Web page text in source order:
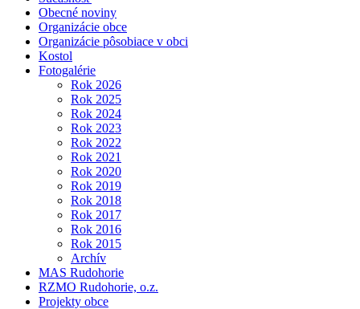
Obecné noviny
Organizácie obce
Organizácie pôsobiace v obci
Kostol
Fotogalérie
Rok 2026
Rok 2025
Rok 2024
Rok 2023
Rok 2022
Rok 2021
Rok 2020
Rok 2019
Rok 2018
Rok 2017
Rok 2016
Rok 2015
Archív
MAS Rudohorie
RZMO Rudohorie, o.z.
Projekty obce